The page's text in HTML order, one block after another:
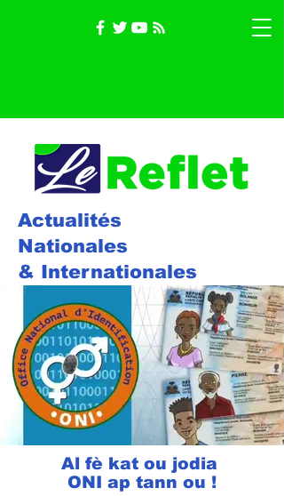
Actualités
Nationales
& Internationales
Al fè kat ou jodia
ONI ap tann ou !